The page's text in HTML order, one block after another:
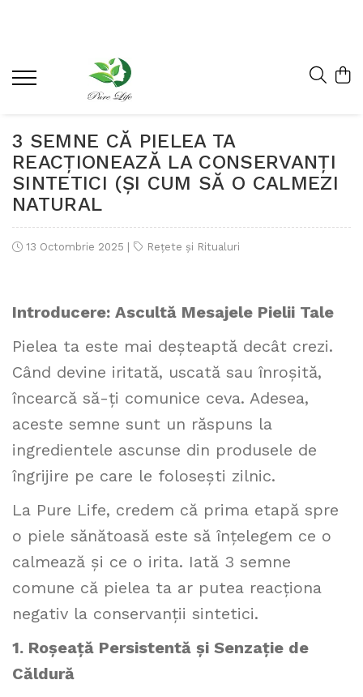
3 SEMNE CĂ PIELEA TA
REACȚIONEAZĂ LA CONSERVANȚI
SINTETICI (ȘI CUM SĂ O CALMEZI
NATURAL
13 Octombrie 2025 Rețete și Ritualuri
Introducere: Ascultă Mesajele Pielii Tale
Pielea ta este mai deșteaptă decât crezi.
Când devine iritată, uscată sau înroșită,
încearcă să-ți comunice ceva. Adesea,
aceste semne sunt un răspuns la
ingredientele ascunse din produsele de
îngrijire pe care le folosești zilnic.
La Pure Life, credem că prima etapă spre
o piele sănătoasă este să înțelegem ce o
calmează și ce o irita. Iată 3 semne
comune că pielea ta ar putea reacționa
negativ la conservanții sintetici.
1. Roșeață Persistentă și Senzație de
Căldură